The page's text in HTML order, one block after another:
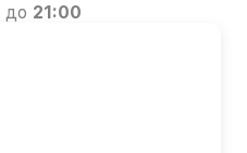
до 21:00